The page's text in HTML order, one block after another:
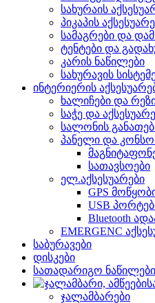
სახურაის
პიკაპის
სამაგრები და
ტენტები და
კარის ნაწილები
სახურავის
ინტერიერის
ხალიჩები და
საჭე და
სალონის
პანელი და
სათავსოები
ელ.აქსესუარები
GPS
USB
Bluetooth
EMERGENC
საბურავები
დისკები
სათადარიგო ნაწილები
ჯალამბარები